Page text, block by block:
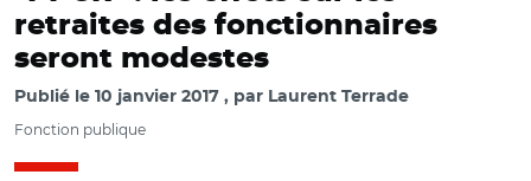
retraites des fonctionnaires
seront modestes
Publié le 10 janvier 2017 par Laurent Terrade
Fonction publique